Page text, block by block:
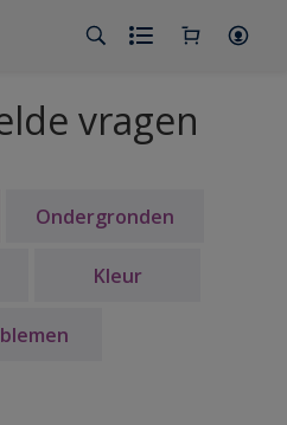
vragen
Ondergronden
Kleur